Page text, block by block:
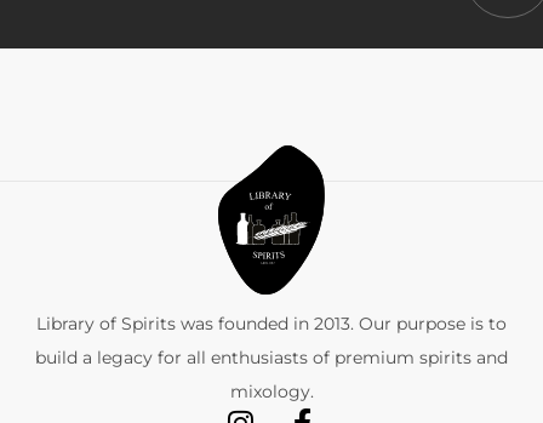
Library of Spirits was founded in 2013. Our purpose is to
build a legacy for all enthusiasts of premium spirits and
mixology.